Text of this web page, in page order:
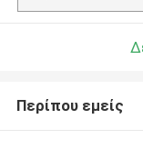
Περίπου εμείς